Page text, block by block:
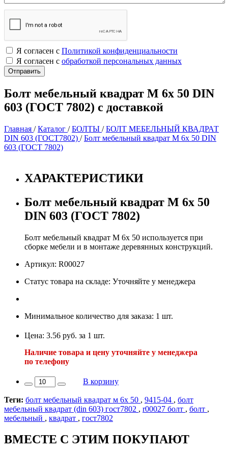
Я согласен с Политикой конфиденциальности
Я согласен с обработкой персональных данных
Болт мебельный квадрат М 6х 50 DIN
603 (ГОСТ 7802) с доставкой
Главная /Каталог /БОЛТЫ /БОЛТ МЕБЕЛЬНЫЙ КВАДРАТ
DIN 603 (ГОСТ7802) /Болт мебельный квадрат М 6х 50 DIN
603 (ГОСТ 7802)
ХАРАКТЕРИСТИКИ
Болт мебельный квадрат М 6х 50
DIN 603 (ГОСТ 7802)
Болт мебельный квадрат М 6х 50 используется при
сборке мебели и в монтаже деревянных конструкций.
Артикул: R00027
Статус товара на складе: Уточняйте у менеджера
Минимальное количество для заказа: 1 шт.
Цена: 3.56 руб. за 1 шт.
Наличие товара и цену уточняйте у менеджера
по телефону
В корзину
Теги: болт мебельный квадрат м 6х 50 , 9415-04 , болт
мебельный квадрат (din 603) гост7802 , r00027 болт , болт ,
мебельный , квадрат , гост7802
ВМЕСТЕ С ЭТИМ ПОКУПАЮТ